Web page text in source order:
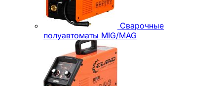
Сварочные
полуавтоматы MIG/MAG